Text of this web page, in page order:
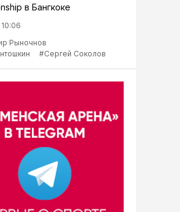
в Бангкоке
10:06
Рыночнов
#Сергей Соколов